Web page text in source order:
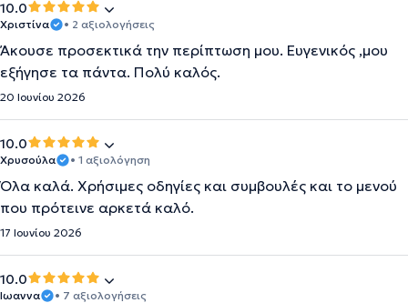
10.0
Χριστίνα • 2 αξιολογήσεις
Άκουσε προσεκτικά την περίπτωση μου. Ευγενικός ,μου
εξήγησε τα πάντα. Πολύ καλός.
20 Ιουνίου 2026
10.0
Χρυσούλα • 1 αξιολόγηση
Όλα καλά. Χρήσιμες οδηγίες και συμβουλές και το μενού
που πρότεινε αρκετά καλό.
17 Ιουνίου 2026
10.0
Ιωαννα • 7 αξιολογήσεις